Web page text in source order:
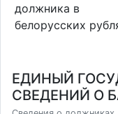
должника в
белорусских
ЕДИНЫЙ
СВЕДЕНИЙ О